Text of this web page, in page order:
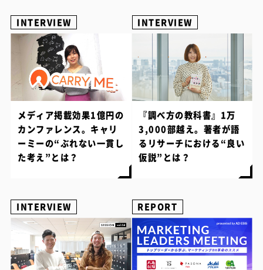
INTERVIEW
メディア掲載効果1億円の
カンファレンス。キャリ
ーミーの“ぶれない一貫し
た考え”とは？
INTERVIEW
『調べ方の教科書』1万
3,000部越え。著者が語
るリサーチにおける“良い
仮説”とは？
INTERVIEW REPORT